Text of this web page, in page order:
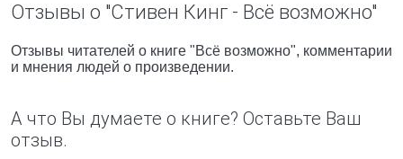
Отзывы о "Стивен Кинг - Всё возможно"
Отзывы читателей о книге "Всё возможно", комментарии
и мнения людей о произведении.
А что Вы думаете о книге? Оставьте Ваш
отзыв.